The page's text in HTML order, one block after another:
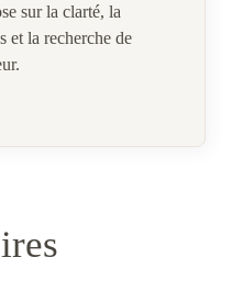
sur la clarté, la
et la recherche de